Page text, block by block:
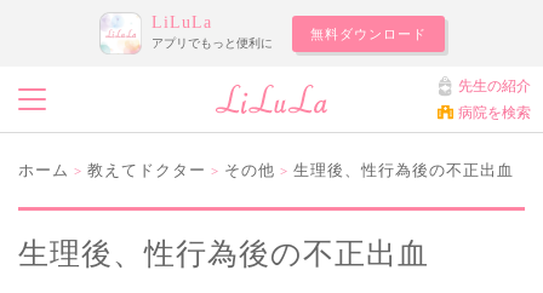
LiLuLa
アプリでもっと便利に
無料ダウンロード
先生の紹介
病院を検索
ホーム > 教えてドクター > その他 > 生理後、性行為後の不正出血
生理後、性行為後の不正出血